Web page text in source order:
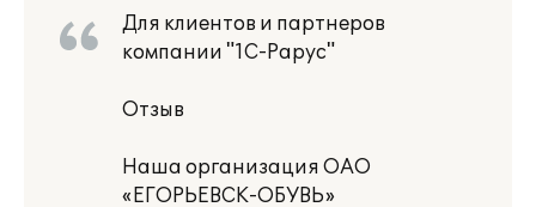
Для клиентов и партнеров
компании "1С-Рарус"
Отзыв
Наша организация ОАО
«ЕГОРЬЕВСК-ОБУВЬ»